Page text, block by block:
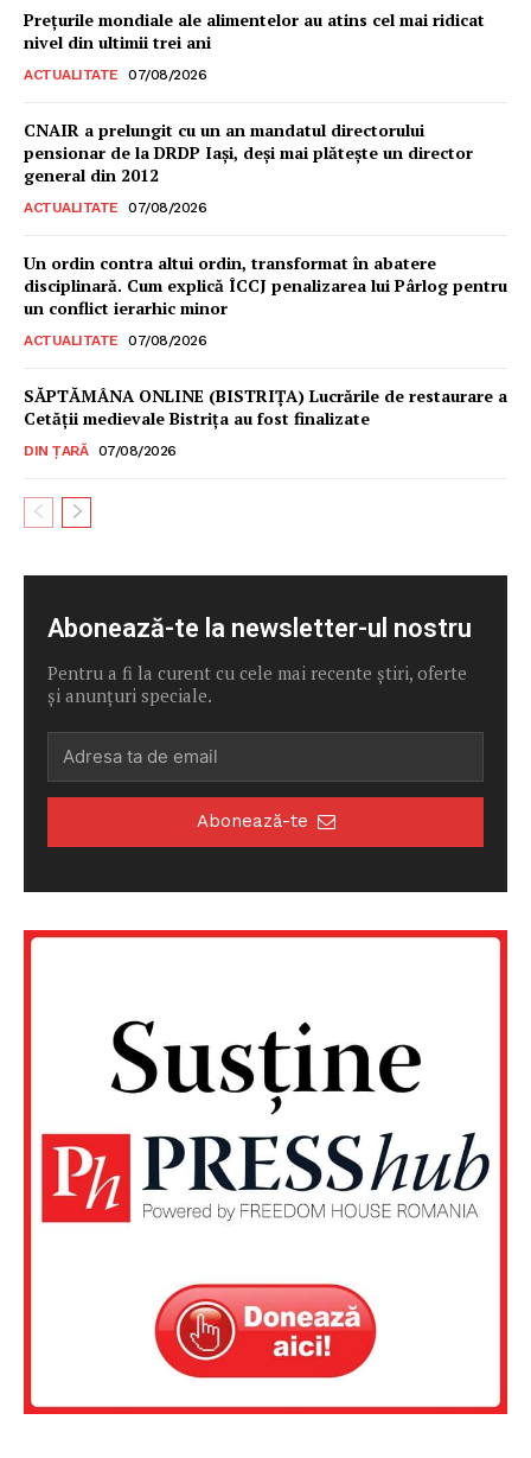
FREEDOM HOUSE ROMÂNIA
PRESShub
Proiecte editoriale
Rețea
Contact
Prețurile mondiale ale alimentelor au atins cel mai ridicat
nivel din ultimii trei ani
ACTUALITATE 07/08/2026
CNAIR a prelungit cu un an mandatul directorului
pensionar de la DRDP Iași, deși mai plătește un director
general din 2012
ACTUALITATE 07/08/2026
Un ordin contra altui ordin, transformat în abatere
disciplinară. Cum explică ÎCCJ penalizarea lui Pârlog pentru
un conflict ierarhic minor
ACTUALITATE 07/08/2026
SĂPTĂMÂNA ONLINE (BISTRIȚA) Lucrările de restaurare a
Cetăţii medievale Bistriţa au fost finalizate
DIN ȚARĂ 07/08/2026
Abonează-te la newsletter-ul nostru
Pentru a fi la curent cu cele mai recente știri, oferte
și anunțuri speciale.
Abonează-te